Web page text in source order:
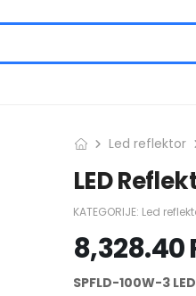
Led reflektor
LED
KATEGORIJE: Led
8,328.40
SPFLD-100W-3